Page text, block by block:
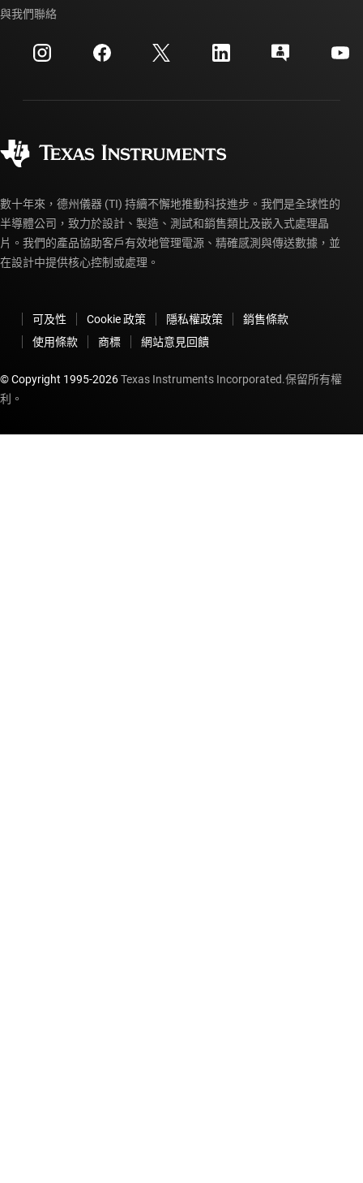
活動
投資人關系
交互參考搜索
客戶支援中心
myTI 帳戶常見問題解答
訂購 FAQ
與我們聯絡
數十年來，德州儀器 (TI) 持續不懈地推動科技進步。我們是全球性的
半導體公司，致力於設計、製造、測試和銷售類比及嵌入式處理晶
片。我們的產品協助客戶有效地管理電源、精確感測與傳送數據，並
在設計中提供核心控制或處理。
可及性 Cookie 政策 隱私權政策
銷售條款
使用條款
商標 網站意見回饋
© Copyright 1995-2026Texas Instruments Incorporated.保留所有權
利。